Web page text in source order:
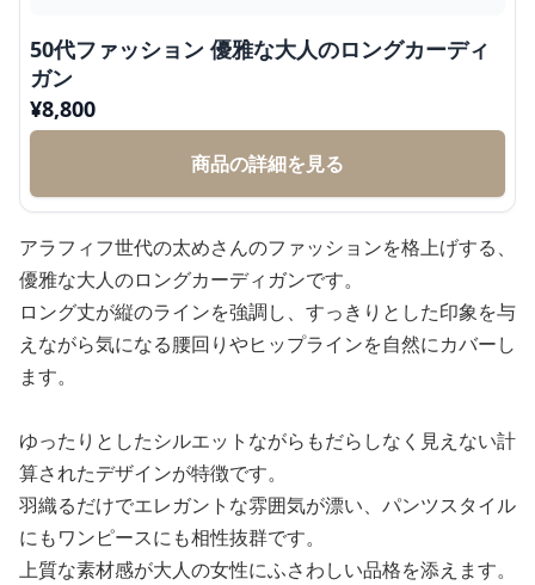
50代ファッション 優雅な大人のロングカーディ
ガン
¥8,800
商品の詳細を見る
アラフィフ世代の太めさんのファッションを格上げする、
優雅な大人のロングカーディガンです。
ロング丈が縦のラインを強調し、すっきりとした印象を与
えながら気になる腰回りやヒップラインを自然にカバーし
ます。
ゆったりとしたシルエットながらもだらしなく見えない計
算されたデザインが特徴です。
羽織るだけでエレガントな雰囲気が漂い、パンツスタイル
にもワンピースにも相性抜群です。
上質な素材感が大人の女性にふさわしい品格を添えます。